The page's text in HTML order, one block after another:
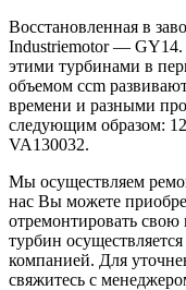
Восстановленная в
Industriemotor — GY14.
этими турбинами в
объемом ccm
времени и разными
следующим образом:
VA130032.
Мы осуществляем
нас Вы можете
отремонтировать свою
турбин
компанией. Для
свяжитесь с